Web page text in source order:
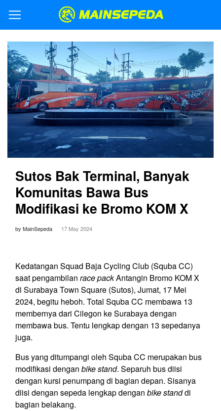
Sutos Bak Terminal, Banyak
Komunitas Bawa Bus
Modifikasi ke Bromo KOM X
by MainSepeda 17 May 2024
Kedatangan Squad Baja Cycling Club (Squba CC)
saat pengambilan race packAntangin Bromo KOM X
di Surabaya Town Square (Sutos), Jumat, 17 Mei
2024, begitu heboh. Total Squba CC membawa 13
membernya dari Cilegon ke Surabaya dengan
membawa bus. Tentu lengkap dengan 13 sepedanya
juga.
Bus yang ditumpangi oleh Squba CC merupakan bus
modifikasi dengan bikestand. Separuh bus diisi
dengan kursi penumpang di bagian depan. Sisanya
diisi dengan sepeda lengkap dengan bike standdi
bagian belakang.